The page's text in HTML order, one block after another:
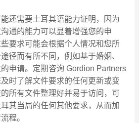
还需要土耳其语能力证明，因为
通的能力可以显着增强您的申
要求可能会根据个人情况和您所
径而有所不同，例如基于婚姻、
申请。定期咨询 Gordion Partners
时了解文件要求的任何更新或变
所有文件整理好并易于访问，可
其当局的任何其他要求，从而加
程。